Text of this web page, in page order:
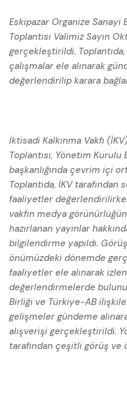
Eskipazar Organize Sanayi
Toplantısı Valimiz Sayın
gerçekleştirildi. Toplantıda,
çalışmalar ele alınarak
değerlendirilip karara
İktisadi Kalkınma Vakfı
Toplantısı, Yönetim
başkanlığında çevrim içi
Toplantıda, İKV
faaliyetler
vakfın medya
hazırlanan yayınlar
bilgilendirme yapıldı.
önümüzdeki dönemde
faaliyetler ele alınarak
değerlendirmelerde
Birliği ve Türkiye-AB
gelişmeler gündeme
alışverişi gerçekleştirildi.
tarafından çeşitli görüş ve